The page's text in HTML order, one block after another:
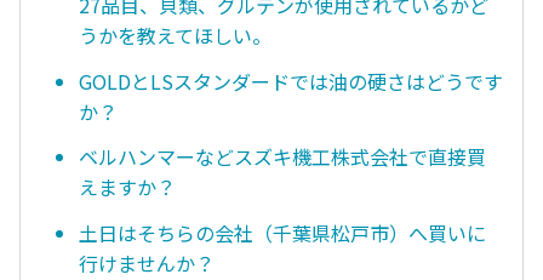
うかを教えてほしい。
GOLDとLSスタンダードでは油の硬さはどうです
か？
ベルハンマーなどスズキ機工株式会社で直接買
えますか？
土日はそちらの会社（千葉県松戸市）へ買いに
行けませんか？